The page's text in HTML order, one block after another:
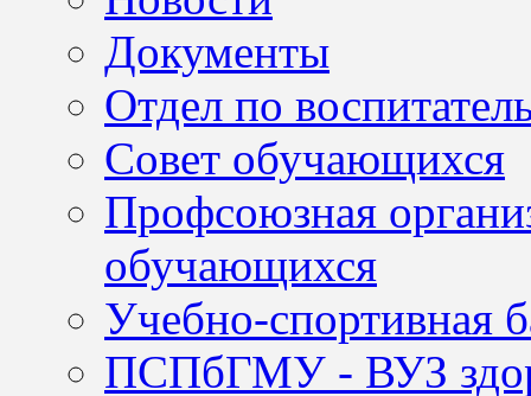
Документы
Отдел по
Совет обучающихся
Профсоюзная
обучающихся
Учебно-спортивная
ПСПбГМУ - ВУЗ